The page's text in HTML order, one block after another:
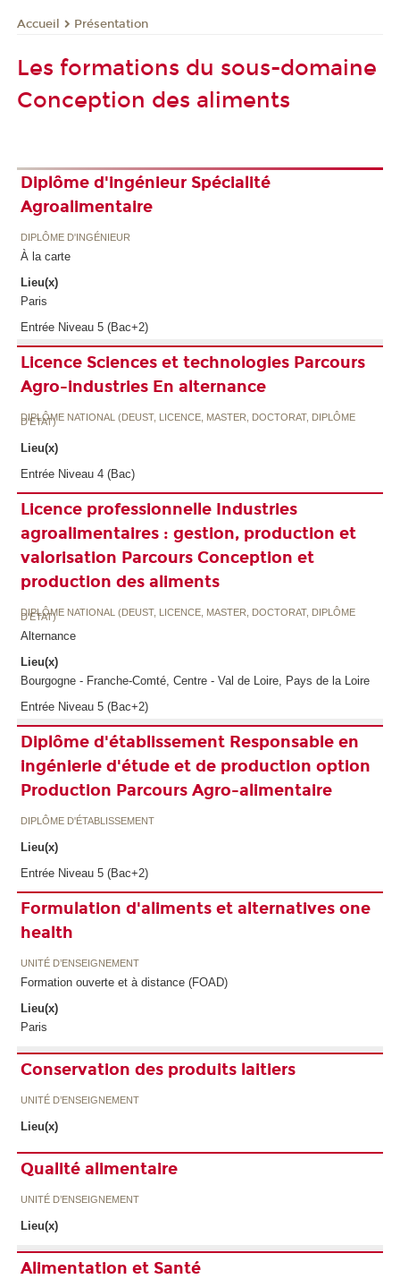
Accueil Présentation
Les formations du sous-domaine
Conception des aliments
Diplôme d'ingénieur Spécialité
Agroalimentaire
DIPLÔME D'INGÉNIEUR
À la carte
Lieu(x)
Paris
Entrée Niveau 5 (Bac+2)
Licence Sciences et technologies Parcours
Agro-industries En alternance
DIPLÔME NATIONAL (DEUST, LICENCE, MASTER, DOCTORAT, DIPLÔME
D'ETAT)
Lieu(x)
Entrée Niveau 4 (Bac)
Licence professionnelle Industries
agroalimentaires : gestion, production et
valorisation Parcours Conception et
production des aliments
DIPLÔME NATIONAL (DEUST, LICENCE, MASTER, DOCTORAT, DIPLÔME
D'ETAT)
Alternance
Lieu(x)
Bourgogne - Franche-Comté, Centre - Val de Loire, Pays de la Loire
Entrée Niveau 5 (Bac+2)
Diplôme d'établissement Responsable en
ingénierie d'étude et de production option
Production Parcours Agro-alimentaire
DIPLÔME D'ÉTABLISSEMENT
Lieu(x)
Entrée Niveau 5 (Bac+2)
Formulation d'aliments et alternatives one
health
UNITÉ D’ENSEIGNEMENT
Formation ouverte et à distance (FOAD)
Lieu(x)
Paris
Conservation des produits laitiers
UNITÉ D’ENSEIGNEMENT
Lieu(x)
Qualité alimentaire
UNITÉ D’ENSEIGNEMENT
Lieu(x)
Alimentation et Santé